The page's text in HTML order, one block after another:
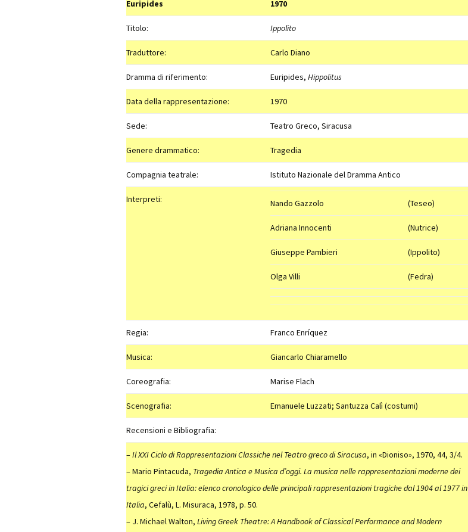
Euripides 1970
Titolo: Ippolito
Traduttore: Carlo Diano
Dramma di riferimento: Euripides, Hippolitus
Data della rappresentazione: 1970
Sede: Teatro Greco, Siracusa
Genere drammatico: Tragedia
Compagnia teatrale: Istituto Nazionale del Dramma Antico
Interpreti: Nando Gazzolo (Teseo)
Adriana Innocenti (Nutrice)
Giuseppe Pambieri (Ippolito)
Olga Villi (Fedra)
Regia: Franco Enríquez
Musica: Giancarlo Chiaramello
Coreografia: Marise Flach
Scenografia: Emanuele Luzzati; Santuzza Calì (costumi)
Recensioni e Bibliografia:
–Il XXI Ciclo di Rappresentazioni Classiche nel Teatro greco di Siracusa, in «Dioniso», 1970, 44, 3/4.
– Mario Pintacuda, Tragedia Antica e Musica d’oggi. La musica nelle rappresentazioni moderne dei
tragici greci in Italia: elenco cronologico delle principali rappresentazioni tragiche dal 1904 al 1977in
Italia, Cefalù, L. Misuraca, 1978, p. 50.
– J. Michael Walton, Living Greek Theatre: A Handbook of Classical Performance and Modern